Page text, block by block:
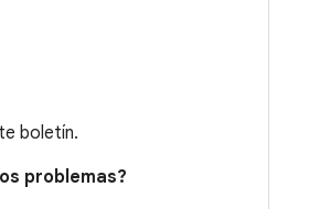
boletín.
problemas?